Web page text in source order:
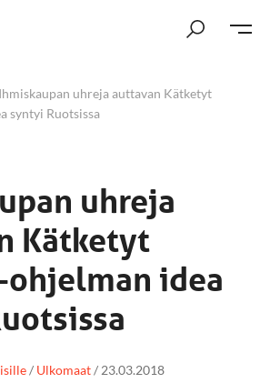
Ihmiskaupan uhreja auttavan Kätketyt
syntyi Ruotsissa
uhreja
Kätketyt
idea
/ Ulkomaat/ 23.03.2018